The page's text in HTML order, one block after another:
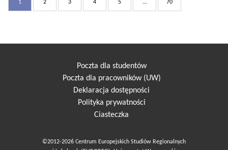
1 2 3 4 5 ... 70
Poczta dla studentów
Poczta dla pracowników (UW)
Deklaracja dostępności
Polityka prywatności
Ciasteczka
©2012-2026 Centrum Europejskich Studiów Regionalnych